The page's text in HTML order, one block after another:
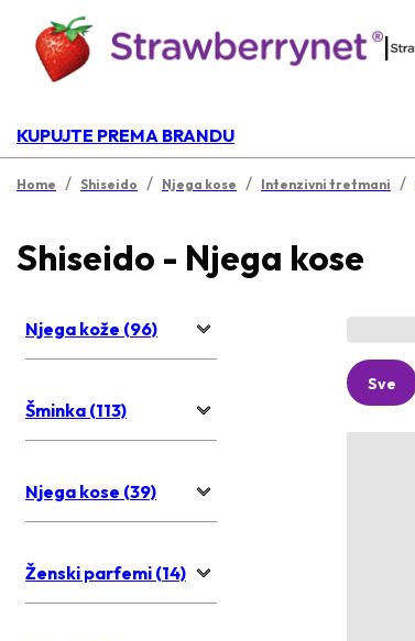
|
KUPUJTE PREMA BRANDU
Home / Shiseido / Njega kose / Intenzivni tretmani /
Shiseido - Njega kose
Njega kože (96)
Šminka (113)
Njega kose (39)
Ženski parfemi (14)
Sve